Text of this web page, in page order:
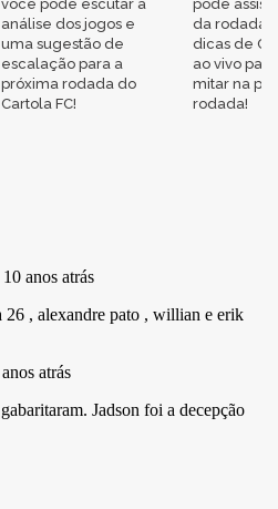
você pode escutar a
análise dos jogos e
uma sugestão de
escalação para a
próxima rodada do
Cartola FC!
pode
da rodada,
dicas de
ao vivo
mitar na
rodada!